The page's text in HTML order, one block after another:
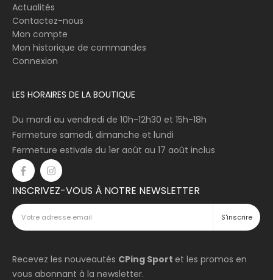
Actualités
Contactez-nous
Mon compte
Mon historique de commandes
Connexion
LES HORAIRES DE LA BOUTIQUE
Du mardi au vendredi de 10h-12h30 et 15h-18h
Fermeture samedi, dimanche et lundi
Fermeture estivale du 1er août au 17 août inclus
INSCRIVEZ-VOUS À NOTRE NEWSLETTER
Recevez les nouveautés CPing Sport et les promos en
vous abonnant à la newsletter.